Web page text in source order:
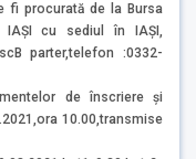
fi procurată de la Bursa
IAȘI cu sediul în IAȘI,
parter,telefon :0332-
de înscriere și
10.00,transmise